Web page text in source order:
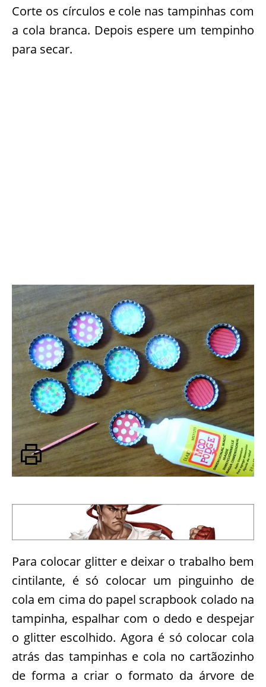
Corte os círculos e cole nas tampinhas com
a cola branca. Depois espere um tempinho
para secar.
Para colocar glitter e deixar o trabalho bem
cintilante, é só colocar um pinguinho de
cola em cima do papel scrapbook colado na
tampinha, espalhar com o dedo e despejar
o glitter escolhido. Agora é só colocar cola
atrás das tampinhas e cola no cartãozinho
de forma a criar o formato da árvore de